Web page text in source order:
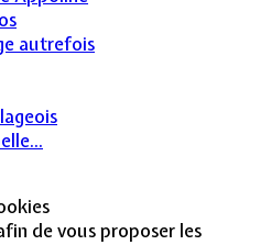
autrefois
de vous proposer les